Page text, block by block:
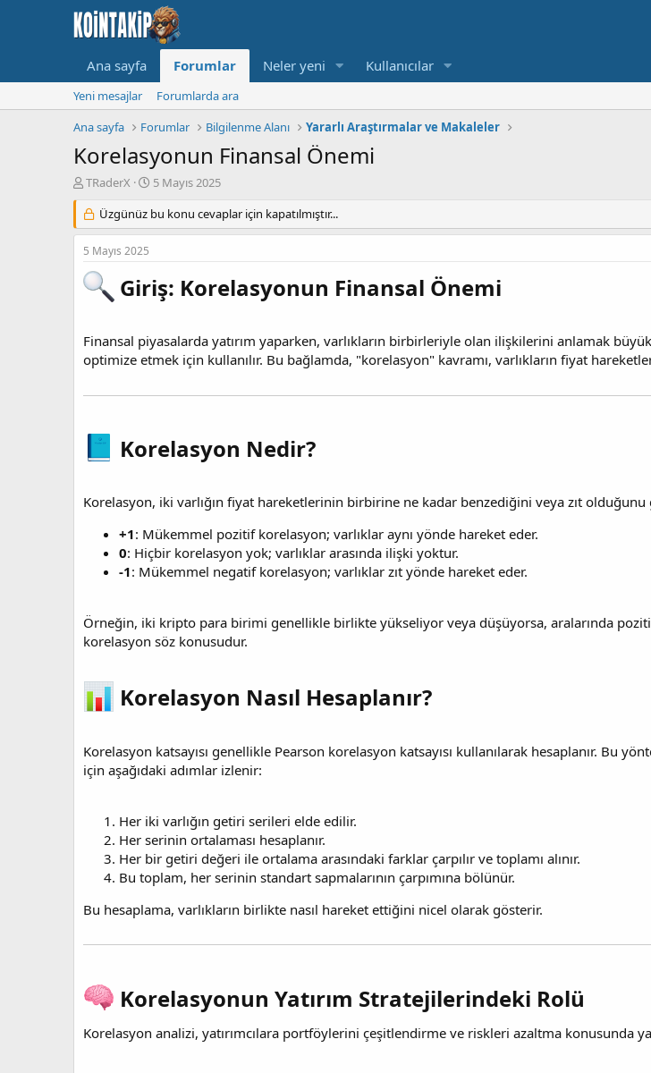
Ana sayfa Forumlar Neler yeni Kullanıcılar
Yeni mesajlar
Forumlarda ara
Ana sayfa
Forumlar Bilgilenme Alanı Yararlı Araştırmalar ve Makaleler
Korelasyonun Finansal Önemi
K
n
u
y
B
a
a
t
TRaderX
B
ş
l
g
ı
a
r
5 Mayıs 2025
Üzgünüz bu konu cevaplar için kapatılmıştır...
5 Mayıs 2025
Giriş: Korelasyonun Finansal Önemi​
Finansal piyasalarda yatırım yaparken, varlıkların birbirleriyle olan ilişkilerini anlamak
optimize etmek için kullanılır. Bu bağlamda, "korelasyon" kavramı, varlıkların fiyat
Korelasyon Nedir?​
Korelasyon, iki varlığın fiyat hareketlerinin birbirine ne kadar benzediğini veya zıt
+1: Mükemmel pozitif korelasyon; varlıklar aynı yönde hareket eder.
0: Hiçbir korelasyon yok; varlıklar arasında ilişki yoktur.
-1: Mükemmel negatif korelasyon; varlıklar zıt yönde hareket eder.
Örneğin, iki kripto para birimi genellikle birlikte yükseliyor veya düşüyorsa, aralarında
korelasyon söz konusudur.
Korelasyon Nasıl Hesaplanır?​
Korelasyon katsayısı genellikle Pearson korelasyon katsayısı kullanılarak hesaplanır. Bu
için aşağıdaki adımlar izlenir:
Her iki varlığın getiri serileri elde edilir.
Her serinin ortalaması hesaplanır.
Her bir getiri değeri ile ortalama arasındaki farklar çarpılır ve toplamı alınır.
Bu toplam, her serinin standart sapmalarının çarpımına bölünür.
Bu hesaplama, varlıkların birlikte nasıl hareket ettiğini nicel olarak gösterir.
Korelasyonun Yatırım Stratejilerindeki Rolü​
Korelasyon analizi, yatırımcılara portföylerini çeşitlendirme ve riskleri azaltma konusunda